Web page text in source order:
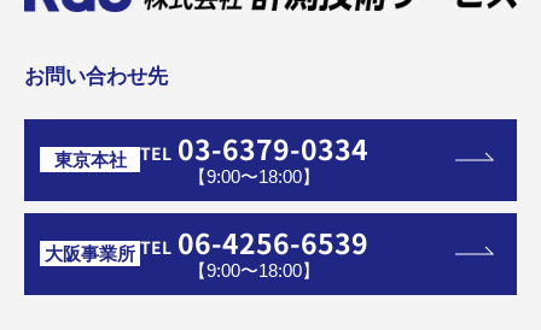
お問い合わせ先
東京本社 TEL 03-6379-0334
【9:00〜18:00】
大阪事業所 TEL 06-4256-6539
【9:00〜18:00】